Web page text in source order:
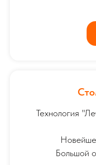
Технология
Большой